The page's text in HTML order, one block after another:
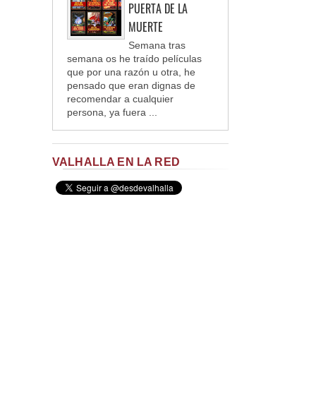
PUERTA DE LA
MUERTE
Semana tras
semana os he traído películas
que por una razón u otra, he
pensado que eran dignas de
recomendar a cualquier
persona, ya fuera ...
VALHALLA EN LA RED